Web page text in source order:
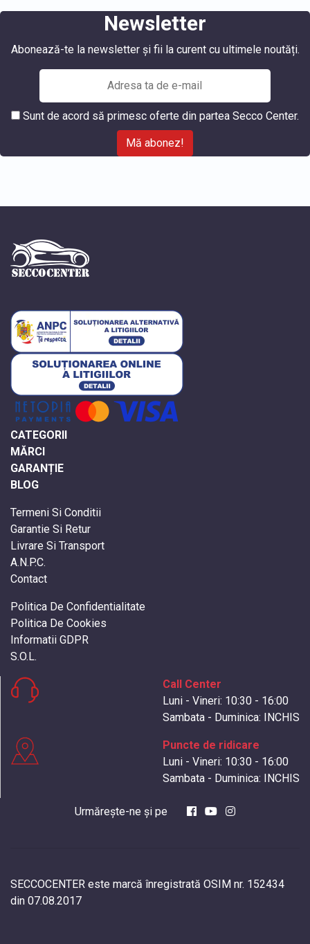
Newsletter
Abonează-te la newsletter și fii la curent cu ultimele noutăți.
Sunt de acord să primesc oferte din partea Secco Center.
Mă abonez!
CATEGORII
MĂRCI
GARANȚIE
BLOG
Termeni Si Conditii
Garantie Si Retur
Livrare Si Transport
A.N.P.C.
Contact
Politica De Confidentialitate
Politica De Cookies
Informatii GDPR
S.O.L.
Call Center
Luni - Vineri: 10:30 - 16:00
Sambata - Duminica: INCHIS
Puncte de ridicare
Luni - Vineri: 10:30 - 16:00
Sambata - Duminica: INCHIS
Urmărește-ne și pe
SECCOCENTER este marcă înregistrată OSIM nr. 152434
din 07.08.2017